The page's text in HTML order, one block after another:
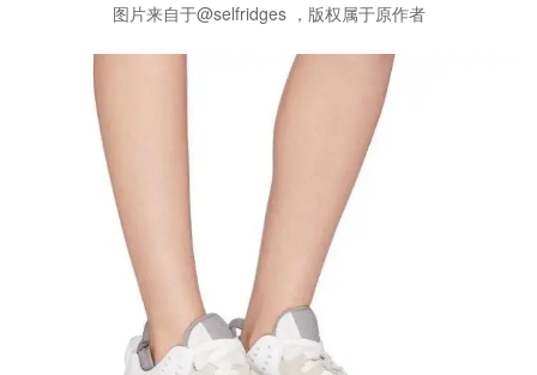
图片来自于@selfridges ，版权属于原作者